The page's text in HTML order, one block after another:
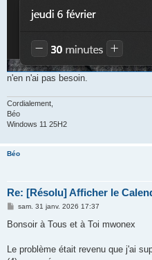
n'en n'ai pas besoin.
Cordialement,
Béo
Windows 11 25H2
Béo
Re: [Résolu] Afficher le
M
s
g
sam. 31 janv. 2026 17:37
Bonsoir à Tous et à Toi mwonex
Le problème était revenu que j'ai